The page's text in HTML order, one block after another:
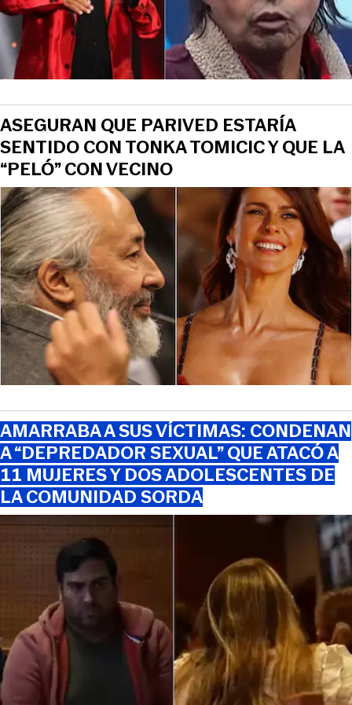
ASEGURAN QUE PARIVED ESTARÍA
SENTIDO CON TONKA TOMICIC Y QUE LA
“PELÓ” CON VECINO
AMARRABA A SUS VÍCTIMAS: CONDENAN
A “DEPREDADOR SEXUAL” QUE ATACÓ A
11 MUJERES Y DOS ADOLESCENTES DE
LA COMUNIDAD SORDA